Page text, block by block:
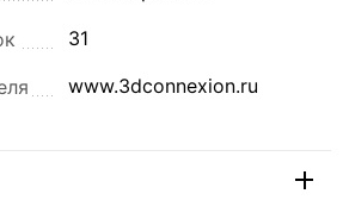
31
www.3dconnexion.ru